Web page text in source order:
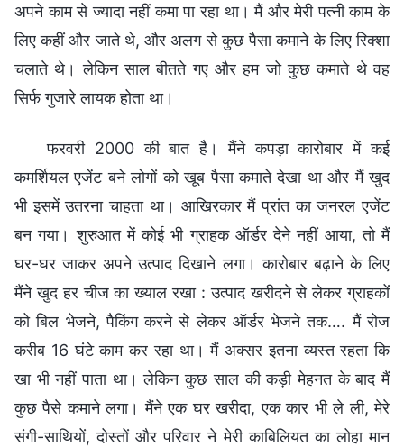
अपने काम से ज्यादा नहीं कमा पा रहा था। मैं और मेरी पत्नी काम के
लिए कहीं और जाते थे, और अलग से कुछ पैसा कमाने के लिए रिक्शा
चलाते थे। लेकिन साल बीतते गए और हम जो कुछ कमाते थे वह
सिर्फ गुजारे लायक होता था।
फरवरी 2000 की बात है। मैंने कपड़ा कारोबार में कई
कमर्शियल एजेंट बने लोगों को खूब पैसा कमाते देखा था और मैं खुद
भी इसमें उतरना चाहता था। आखिरकार मैं प्रांत का जनरल एजेंट
बन गया। शुरुआत में कोई भी ग्राहक ऑर्डर देने नहीं आया, तो मैं
घर-घर जाकर अपने उत्पाद दिखाने लगा। कारोबार बढ़ाने के लिए
मैंने खुद हर चीज का ख्याल रखा : उत्पाद खरीदने से लेकर ग्राहकों
को बिल भेजने, पैकिंग करने से लेकर ऑर्डर भेजने तक…. मैं रोज
करीब 16 घंटे काम कर रहा था। मैं अक्सर इतना व्यस्त रहता कि
खा भी नहीं पाता था। लेकिन कुछ साल की कड़ी मेहनत के बाद मैं
कुछ पैसे कमाने लगा। मैंने एक घर खरीदा, एक कार भी ले ली, मेरे
संगी-साथियों, दोस्तों और परिवार ने मेरी काबिलियत का लोहा मान